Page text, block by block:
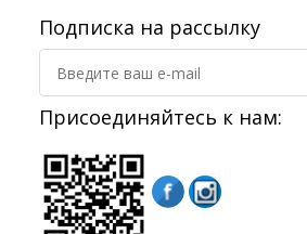
Подписка на рассылку
Присоединяйтесь к нам: